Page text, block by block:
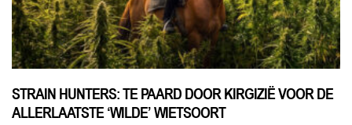
STRAIN HUNTERS: TE PAARD DOOR KIRGIZIË VOOR DE
ALLERLAATSTE ‘WILDE’ WIETSOORT